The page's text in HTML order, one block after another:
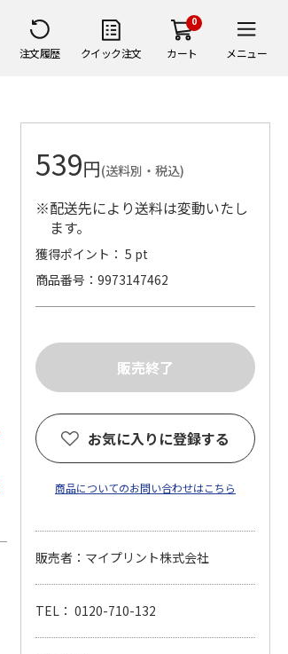
注文履歴 クイック注文
0
カート メニュー
539円(送料別・税込)
※配送先により送料は変動いたし
ます。
獲得ポイント： 5 pt
商品番号
9973147462
お気に入りに登録する
商品についてのお問い合わせはこちら
販売者：マイプリント株式会社
TEL： 0120-710-132